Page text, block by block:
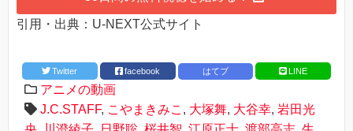
引用・出典：U-NEXT公式サイト
Twitter facebook はてブ LINE
アニメの動画
J.C.STAFF, こやまきみこ , 大塚舞, 大谷幸, 岩田光